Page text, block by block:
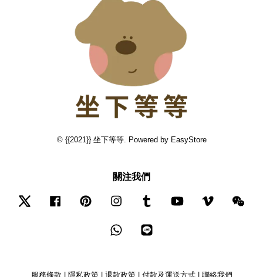
© {{2021}} 坐下等等. Powered by EasyStore
關注我們
Twitter Facebook Pinterest Instagram Tumblr YouTube Vimeo
Whatsapp
服務條款 隱私政策| 退款政策| 付款及運送方式| 聯絡我們